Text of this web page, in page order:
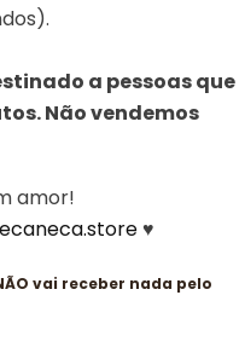
a pessoas que
Não vendemos
amor!
♥
vai receber nada pelo